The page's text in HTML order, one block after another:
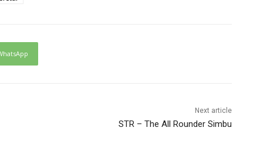
Next article
STR – The All Rounder Simbu